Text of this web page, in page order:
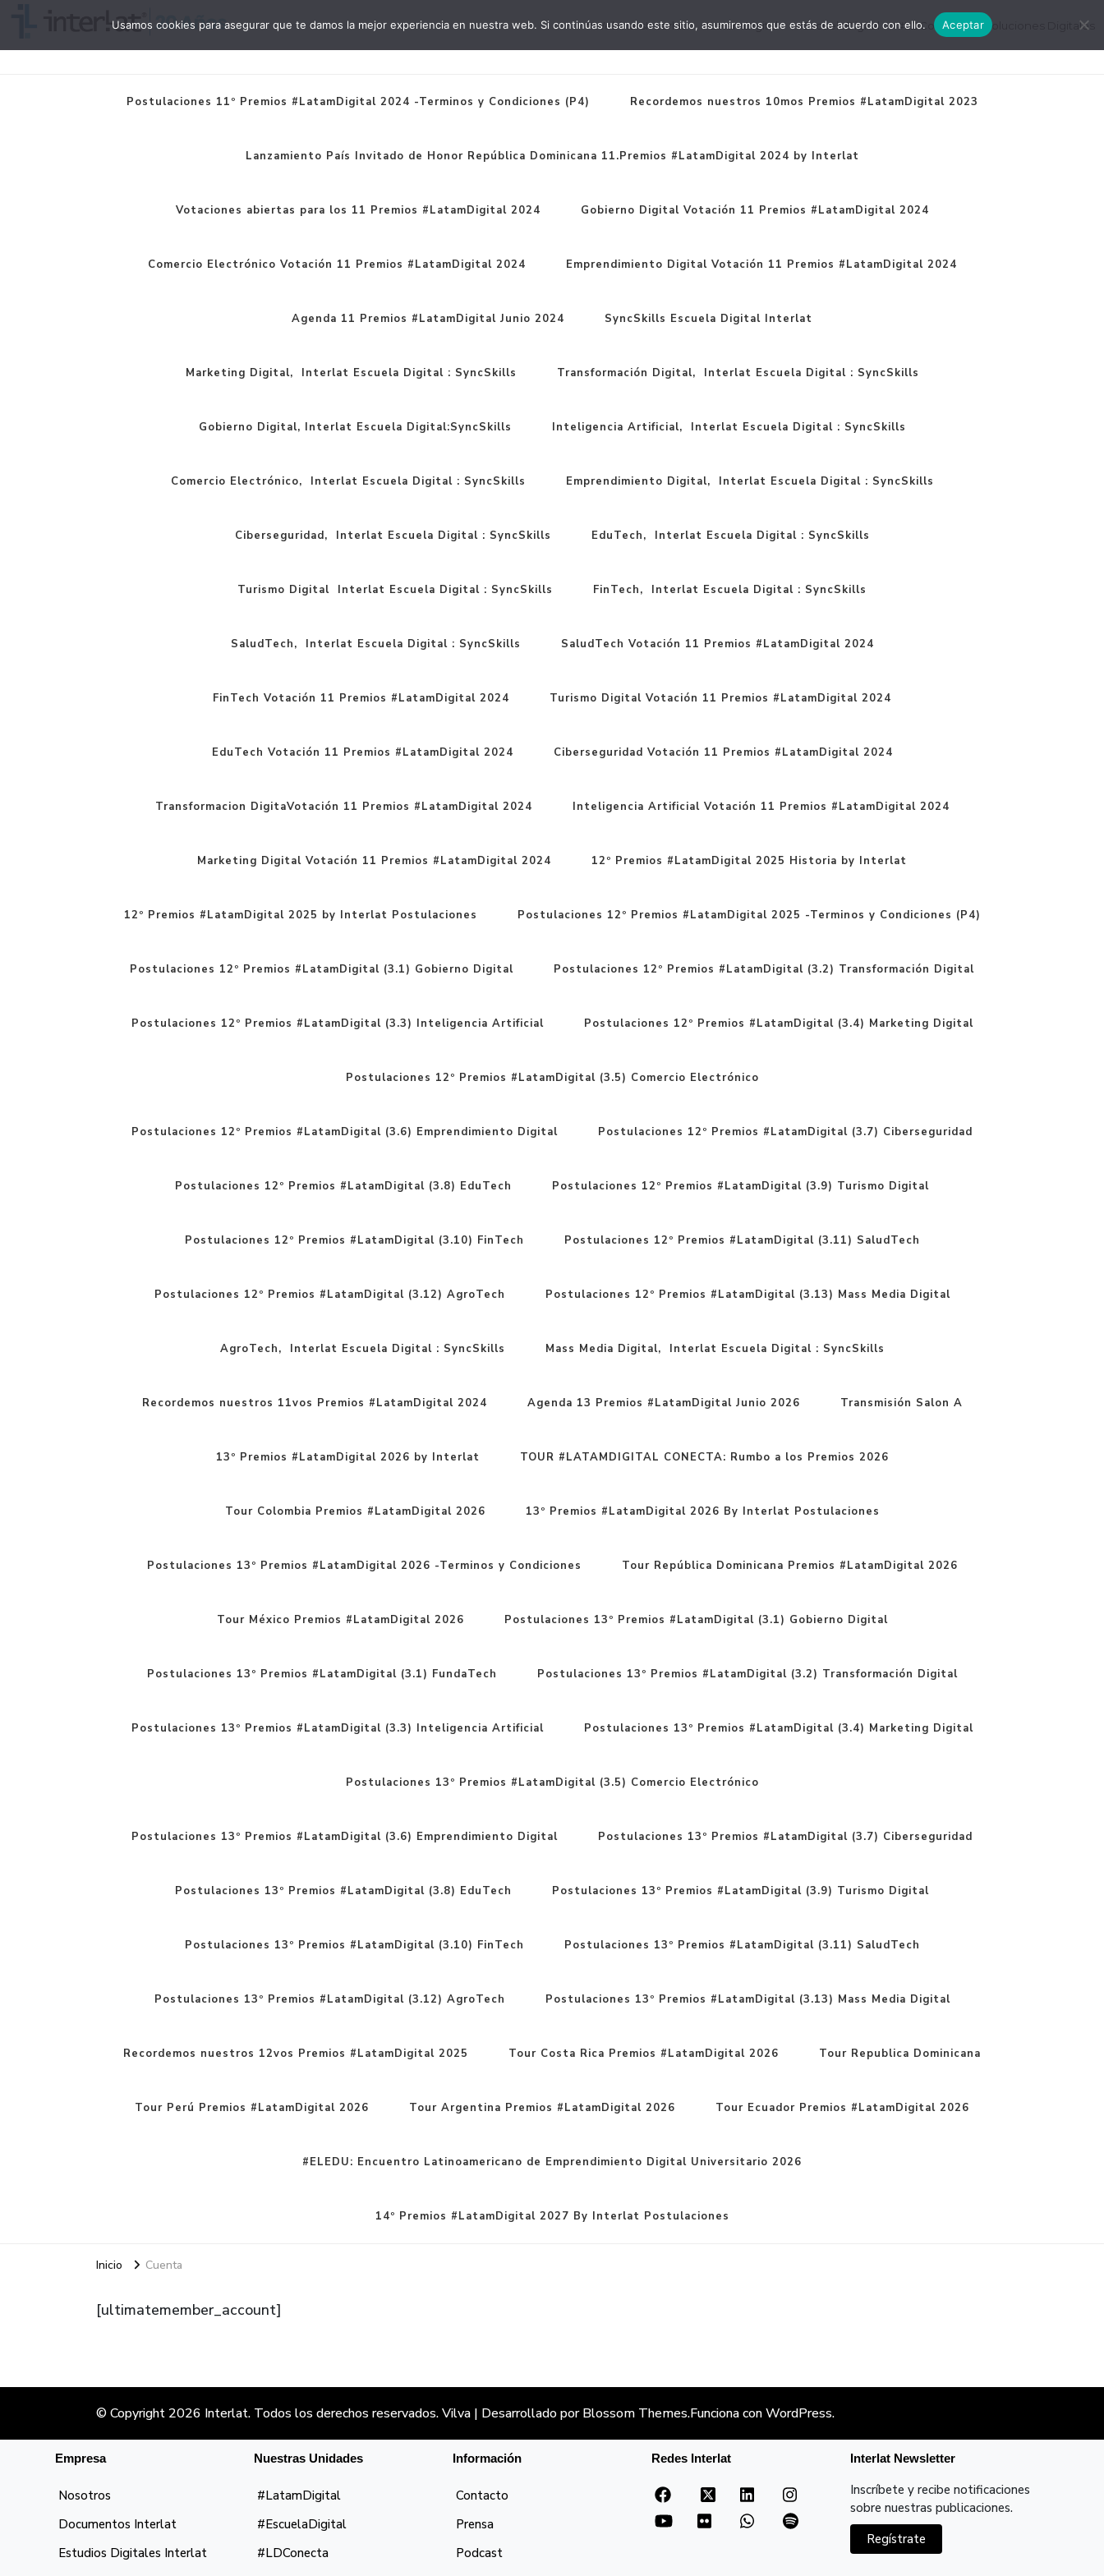
#WebinarsInterlat #LatamDigital #EscuelaDigital #LDConecta Soluciones Digitales
Postulaciones 11º Premios #LatamDigital 2024 -Terminos y Condiciones (P4) Recordemos nuestros 10mos Premios #LatamDigital 2023
Lanzamiento País Invitado de Honor República Dominicana 11.Premios #LatamDigital 2024 by Interlat
Votaciones abiertas para los 11 Premios #LatamDigital 2024 Gobierno Digital Votación 11 Premios #LatamDigital 2024
Comercio Electrónico Votación 11 Premios #LatamDigital 2024 Emprendimiento Digital Votación 11 Premios #LatamDigital 2024
Agenda 11 Premios #LatamDigital Junio 2024 SyncSkills Escuela Digital Interlat
Marketing Digital, Interlat Escuela Digital : SyncSkills Transformación Digital, Interlat Escuela Digital : SyncSkills
Gobierno Digital, Interlat Escuela Digital:SyncSkills Inteligencia Artificial, Interlat Escuela Digital : SyncSkills
Comercio Electrónico, Interlat Escuela Digital : SyncSkills Emprendimiento Digital, Interlat Escuela Digital : SyncSkills
Ciberseguridad, Interlat Escuela Digital : SyncSkills EduTech, Interlat Escuela Digital : SyncSkills
Turismo Digital Interlat Escuela Digital : SyncSkills FinTech, Interlat Escuela Digital : SyncSkills
SaludTech, Interlat Escuela Digital : SyncSkills SaludTech Votación 11 Premios #LatamDigital 2024
FinTech Votación 11 Premios #LatamDigital 2024 Turismo Digital Votación 11 Premios #LatamDigital 2024
EduTech Votación 11 Premios #LatamDigital 2024 Ciberseguridad Votación 11 Premios #LatamDigital 2024
Transformacion DigitaVotación 11 Premios #LatamDigital 2024 Inteligencia Artificial Votación 11 Premios #LatamDigital 2024
Marketing Digital Votación 11 Premios #LatamDigital 2024 12º Premios #LatamDigital 2025 Historia by Interlat
12º Premios #LatamDigital 2025 by Interlat Postulaciones Postulaciones 12º Premios #LatamDigital 2025 -Terminos y Condiciones (P4)
Postulaciones 12º Premios #LatamDigital (3.1) Gobierno Digital Postulaciones 12º Premios #LatamDigital (3.2) Transformación Digital
Postulaciones 12º Premios #LatamDigital (3.3) Inteligencia Artificial Postulaciones 12º Premios #LatamDigital (3.4) Marketing Digital
Postulaciones 12º Premios #LatamDigital (3.5) Comercio Electrónico
Postulaciones 12º Premios #LatamDigital (3.6) Emprendimiento Digital Postulaciones 12º Premios #LatamDigital (3.7) Ciberseguridad
Postulaciones 12º Premios #LatamDigital (3.8) EduTech Postulaciones 12º Premios #LatamDigital (3.9) Turismo Digital
Postulaciones 12º Premios #LatamDigital (3.10) FinTech Postulaciones 12º Premios #LatamDigital (3.11) SaludTech
Postulaciones 12º Premios #LatamDigital (3.12) AgroTech Postulaciones 12º Premios #LatamDigital (3.13) Mass Media Digital
AgroTech, Interlat Escuela Digital : SyncSkills Mass Media Digital, Interlat Escuela Digital : SyncSkills
Recordemos nuestros 11vos Premios #LatamDigital 2024 Agenda 13 Premios #LatamDigital Junio 2026 Transmisión Salon A
13º Premios #LatamDigital 2026 by Interlat TOUR #LATAMDIGITAL CONECTA: Rumbo a los Premios 2026
Tour Colombia Premios #LatamDigital 2026 13º Premios #LatamDigital 2026 By Interlat Postulaciones
Postulaciones 13º Premios #LatamDigital 2026 -Terminos y Condiciones Tour República Dominicana Premios #LatamDigital 2026
Tour México Premios #LatamDigital 2026 Postulaciones 13º Premios #LatamDigital (3.1) Gobierno Digital
Postulaciones 13º Premios #LatamDigital (3.1) FundaTech Postulaciones 13º Premios #LatamDigital (3.2) Transformación Digital
Postulaciones 13º Premios #LatamDigital (3.3) Inteligencia Artificial Postulaciones 13º Premios #LatamDigital (3.4) Marketing Digital
Postulaciones 13º Premios #LatamDigital (3.5) Comercio Electrónico
Postulaciones 13º Premios #LatamDigital (3.6) Emprendimiento Digital Postulaciones 13º Premios #LatamDigital (3.7) Ciberseguridad
Postulaciones 13º Premios #LatamDigital (3.8) EduTech Postulaciones 13º Premios #LatamDigital (3.9) Turismo Digital
Postulaciones 13º Premios #LatamDigital (3.10) FinTech Postulaciones 13º Premios #LatamDigital (3.11) SaludTech
Postulaciones 13º Premios #LatamDigital (3.12) AgroTech Postulaciones 13º Premios #LatamDigital (3.13) Mass Media Digital
Recordemos nuestros 12vos Premios #LatamDigital 2025 Tour Costa Rica Premios #LatamDigital 2026 Tour Republica Dominicana
Tour Perú Premios #LatamDigital 2026 Tour Argentina Premios #LatamDigital 2026 Tour Ecuador Premios #LatamDigital 2026
#ELEDU: Encuentro Latinoamericano de Emprendimiento Digital Universitario 2026
14º Premios #LatamDigital 2027 By Interlat Postulaciones
Inicio Cuenta
[ultimatemember_account]
© Copyright 2026 Interlat. Todos los derechos reservados.Vilva | Desarrollado porBlossom Themes.Funciona conWordPress.
Empresa
Nosotros
Documentos Interlat
Estudios Digitales Interlat
Nuestras Unidades
#LatamDigital
#EscuelaDigital
#LDConecta
Información
Contacto
Prensa
Podcast
Redes Interlat Interlat Newsletter
Inscríbete y recibe notificaciones
sobre nuestras publicaciones.
Regístrate
Usamos cookies para asegurar que te damos la mejor experiencia en nuestra web. Si continúas usando este sitio, asumiremos que estás de acuerdo con ello. Aceptar